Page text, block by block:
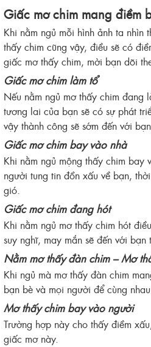
Giấc mơ chim mang điềm
Khi nằm ngủ mỗi hình ảnh ta
thấy chim cũng vậy, điều sẽ có
giấc mơ thấy chim, mời bạn dõi
Giấc mơ chim làm tổ
Nếu nằm ngủ mơ thấy chim
tương lai của bạn sẽ có sự phát
vậy thành công sẽ sớm đến với
Giấc mơ chim bay vào nhà
Khi nằm ngủ mộng thấy chim
người tung tin đồn xấu về bạn,
gió.
Giấc mơ chim đang hót
Khi nằm ngủ mơ thấy chim hót
suy nghĩ, may mắn sẽ đến với
Nằm mơ thấy đàn chim – Mơ
Khi ngủ mà mơ thấy đàn chim
bạn bè và mọi người để cùng
Mơ thấy chim bay vào người
Trường hợp này cho thấy điềm
giấc mơ này.